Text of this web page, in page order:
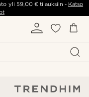
yli 59,00 €tilauksiin - Katso